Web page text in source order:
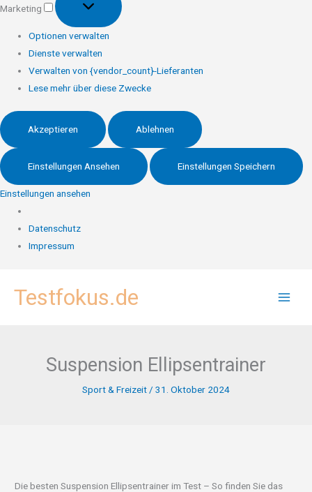
Marketing
Optionen verwalten
Dienste verwalten
Verwalten von {vendor_count}-Lieferanten
Lese mehr über diese Zwecke
Akzeptieren Ablehnen
Einstellungen Ansehen Einstellungen Speichern
Einstellungen ansehen
Datenschutz
Impressum
InhaltTestfokus.de
Suspension Ellipsentrainer
Sport & Freizeit / 31. Oktober 2024
Die besten Suspension Ellipsentrainer im Test – So finden Sie das